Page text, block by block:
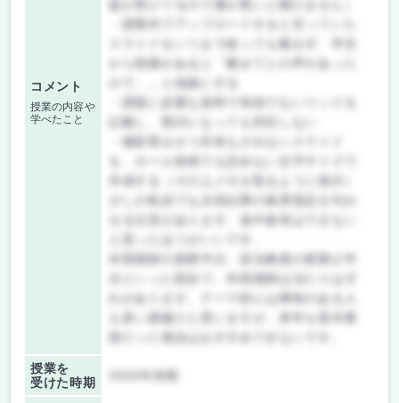
コメント
授業の内容や
学べたこと
超が受けてるので運が悪いと開けません）
スライドをいつまで経っても載せず、学生
から指摘があると「載せてとの声があった
ので…」と他責にする
記載し、期日になっても対応しない
・撮影禁止かつ共有もされないスライド
せる注意があります。途中参加はできない
外部講師の授業半分、担当教授の授業が半
れがあります。テーマ的には興味のある人
も多い講義だと思いますが、来年も黒木教
授業を
受けた時期